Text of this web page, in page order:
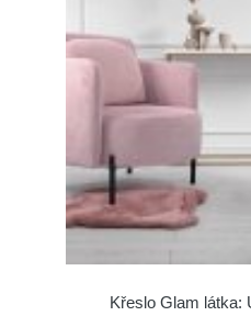
Křeslo Glam látka: